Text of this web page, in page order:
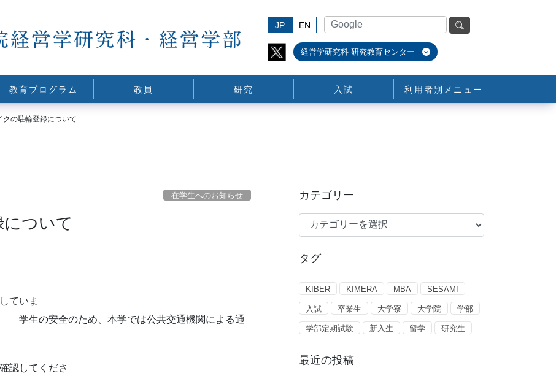
JP EN
経営学研究科 研究教育センター
教育プログラム 教員 研究 入試 利用者別メニュー
クの駐輪登録について
在学生へのお知らせ
について
ていま
学では公共交通機関による通
認してくださ
カテゴリー
テ
リ
タグ
KIBER KIMERA MBA SESAMI
入試 卒業生 大学寮 大学院 学部
学部定期試験 新入生 留学 研究生
最近の投稿